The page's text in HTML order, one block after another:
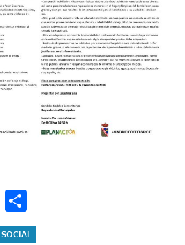
Compartir
SOCIAL